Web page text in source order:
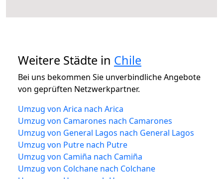
Weitere Städte in Chile
Bei uns bekommen Sie unverbindliche Angebote
von geprüften Netzwerkpartner.
Umzug von Arica nach Arica
Umzug von Camarones nach Camarones
Umzug von General Lagos nach General Lagos
Umzug von Putre nach Putre
Umzug von Camiña nach Camiña
Umzug von Colchane nach Colchane